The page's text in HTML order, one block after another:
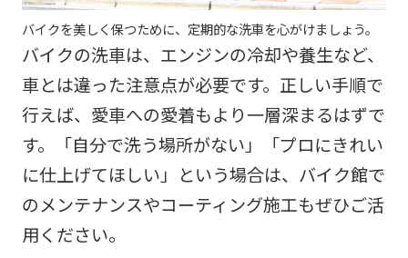
バイクを美しく保つために、定期的な洗車を心がけましょう。
バイクの洗車は、エンジンの冷却や養生など、
車とは違った注意点が必要です。正しい手順で
行えば、愛車への愛着もより一層深まるはずで
す。「自分で洗う場所がない」「プロにきれい
に仕上げてほしい」という場合は、バイク館で
のメンテナンスやコーティング施工もぜひご活
用ください。